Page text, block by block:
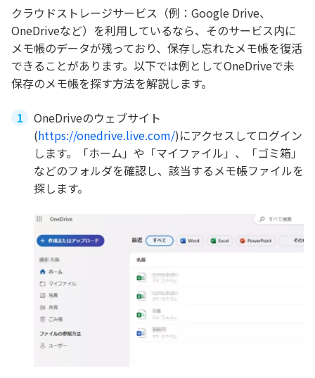
クラウドストレージサービス（例：Google Drive、
OneDriveなど）を利用しているなら、そのサービス内に
メモ帳のデータが残っており、保存し忘れたメモ帳を復活
できることがあります。以下では例としてOneDriveで未
保存のメモ帳を探す方法を解説します。
OneDriveのウェブサイト
(https://onedrive.live.com/)にアクセスしてログイン
します。「ホーム」や「マイファイル」、「ゴミ箱」
などのフォルダを確認し、該当するメモ帳ファイルを
探します。